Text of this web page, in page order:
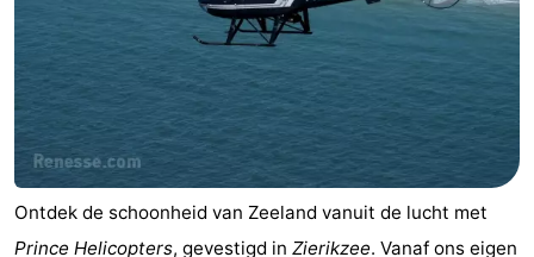
Ontdek de schoonheid van Zeeland vanuit de lucht met
Prince Helicopters, gevestigd in Zierikzee. Vanaf ons eigen